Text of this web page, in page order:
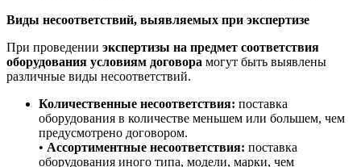
Виды несоответствий, выявляемых при экспертизе
При проведении экспертизы на предмет соответствия
оборудования условиям договора могут быть выявлены
различные виды несоответствий.
Количественные несоответствия: поставка
оборудования в количестве меньшем или большем, чем
предусмотрено договором.
• Ассортиментные несоответствия: поставка
оборудования иного типа, модели, марки, чем